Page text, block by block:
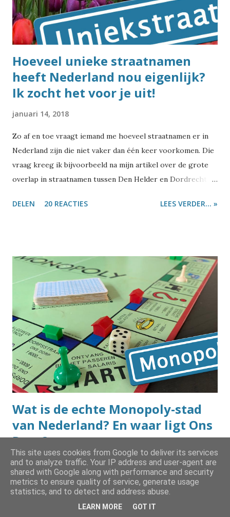
Hoeveel unieke straatnamen
heeft Nederland nou eigenlijk?
Ik zocht het voor je uit!
januari 14, 2018
Zo af en toe vraagt iemand me hoeveel straatnamen er in
Nederland zijn die niet vaker dan één keer voorkomen. Die
vraag kreeg ik bijvoorbeeld na mijn artikel over de grote
overlap in straatnamen tussen Den Helder en Dordrecht .
Nederlandse straatnamen . Of het gebeurt als ik wat schrijf
Aan de ene kant zijn er best veel straatnamen die heel vaak
voorkomen, en lijkt er dus weinig ruimte voor echt unieke
straatnamen. Maar aan de andere kant komen er eigenlijk
best vaak vreemde straatnamen voorbij waarvan je je haast
niet voor kunt stellen dat er meer straten zijn die zo heten.
Ik heb het eindelijk uitgezocht. Om het antwoord op de
vraag te vinden, ben ik weer eens in de BAG-database
gedoken. Dat is de database van de Basisregistraties
Adressen en Gebouwen, en daarin s...
DELEN 20 REACTIES LEES VERDER... »
Wat is de echte Monopoly-stad
van Nederland? En waar ligt Ons
Dorp?
juli 04, 2014
Een tijd geleden heb ik al eens uitgelegd wie de
This site uses cookies from Google to deliver its services
and to analyze traffic. Your IP address and user-agent are
shared with Google along with performance and security
metrics to ensure quality of service, generate usage
statistics, and to detect and address abuse.
LEARN MORE GOT IT